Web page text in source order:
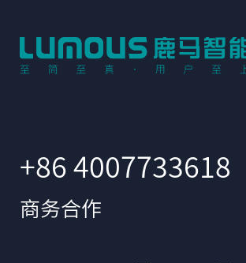
+86 4007733618
商务合作